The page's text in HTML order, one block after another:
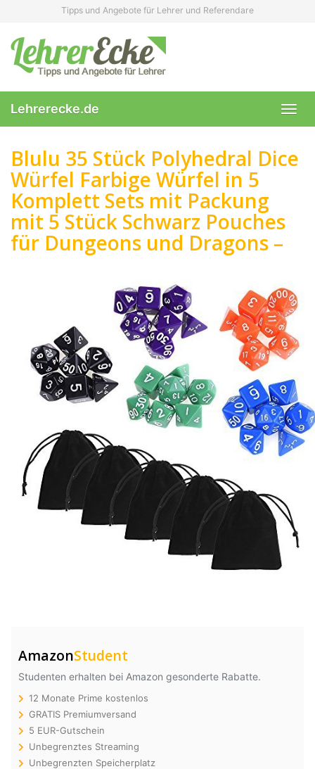
content
Tipps und Angebote für Lehrer und Referendare
Lehrerecke.de
Blulu 35 Stück Polyhedral Dice
Würfel Farbige Würfel in 5
Komplett Sets mit Packung
mit 5 Stück Schwarz Pouches
für Dungeons und Dragons –
AmazonStudent
Studenten erhalten bei Amazon gesonderte Rabatte.
12 Monate Prime kostenlos
GRATIS Premiumversand
5 EUR-Gutschein
Unbegrenztes Streaming
Unbegrenzten Speicherplatz